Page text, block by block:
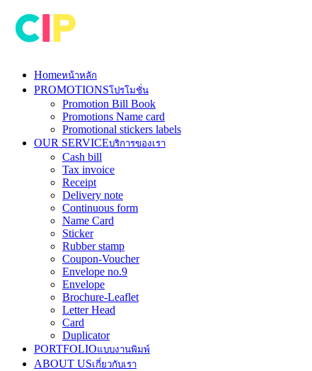
Homeหน้าหลัก
PROMOTIONSโปรโมชั่น
Promotion Bill Book
Promotions Name card
Promotional stickers labels
OUR SERVICEบริการของเรา
Cash bill
Tax invoice
Receipt
Delivery note
Continuous form
Name Card
Sticker
Rubber stamp
Coupon-Voucher
Envelope no.9
Envelope
Brochure-Leaflet
Letter Head
Card
Duplicator
PORTFOLIOแบบงานพิมพ์
ABOUT USเกี่ยวกับเรา